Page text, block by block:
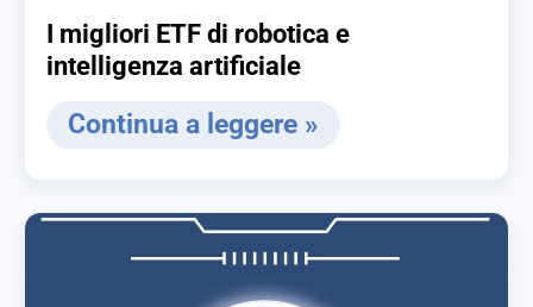
I migliori ETF di robotica e
intelligenza artificiale
Continua a leggere »